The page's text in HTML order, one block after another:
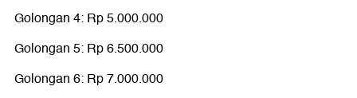
Golongan 4: Rp 5.000.000
Golongan 5: Rp 6.500.000
Golongan 6: Rp 7.000.000